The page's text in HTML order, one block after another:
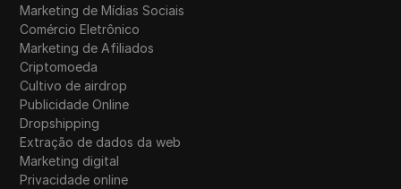
Marketing de Mídias Sociais
Comércio Eletrônico
Marketing de Afiliados
Criptomoeda
Cultivo de airdrop
Publicidade Online
Dropshipping
Extração de dados da web
Marketing digital
Privacidade online